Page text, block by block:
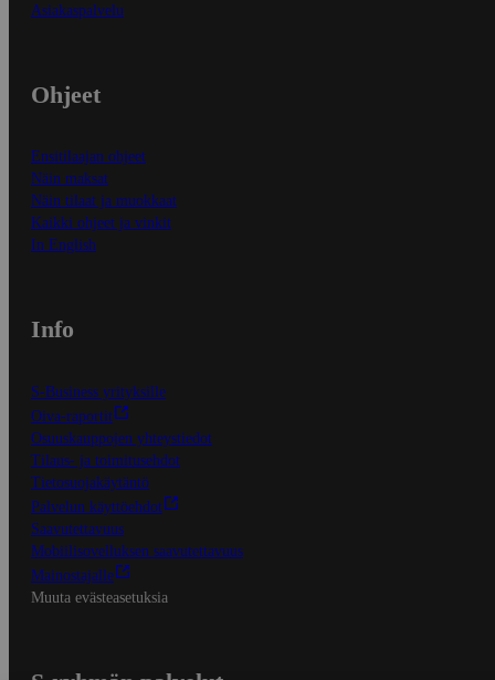
Asiakaspalvelu
Ohjeet
Ensitilaajan ohjeet
Näin maksat
Näin tilaat ja muokkaat
Kaikki ohjeet ja vinkit
In English
Info
S-Business yrityksille
Oiva-raportit
Osuuskauppojen yhteystiedot
Tilaus- ja toimitusehdot
Tietosuojakäytäntö
Palvelun käyttöehdot
Saavutettavuus
Mobiilisovelluksen saavutettavuus
Mainostajalle
Muuta evästeasetuksia